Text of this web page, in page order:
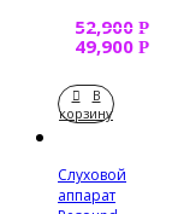
52,900 Р
49,900 Р
В
корзину
Слуховой
аппарат